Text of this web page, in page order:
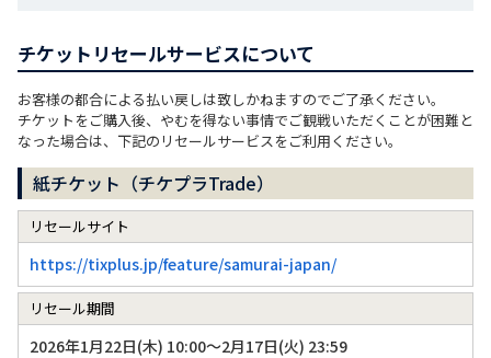
チケットリセールサービスについて
お客様の都合による払い戻しは致しかねますのでご了承ください。
チケットをご購入後、やむを得ない事情でご観戦いただくことが困難と
なった場合は、下記のリセールサービスをご利用ください。
紙チケット（チケプラTrade）
リセールサイト
https://tixplus.jp/feature/samurai-japan/
リセール期間
2026年1月22日(木) 10:00～2月17日(火) 23:59